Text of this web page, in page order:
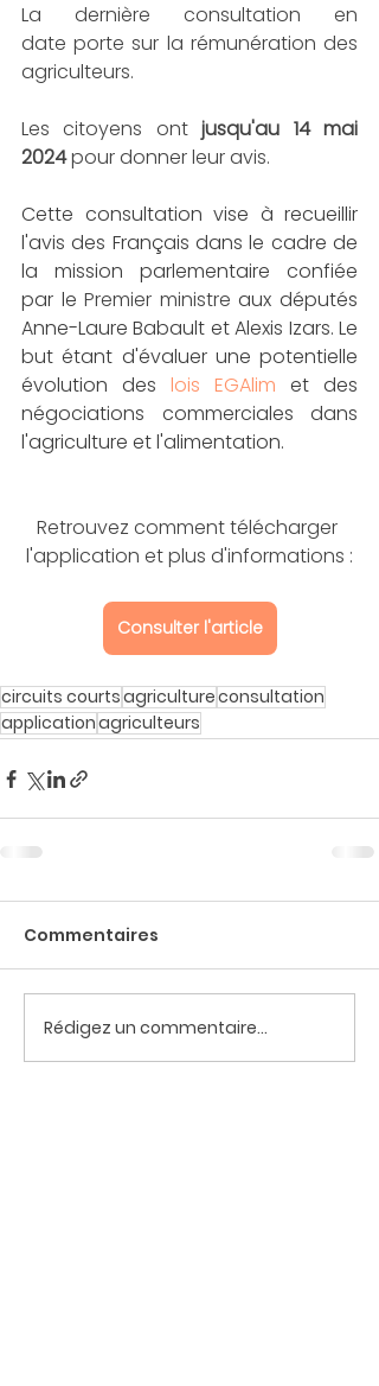
La dernière consultation en
date porte sur la rémunération des
agriculteurs.
Les citoyens ont jusqu'au 14 mai
2024 pour donner leur avis.
Cette consultation vise à recueillir
l'avis des Français dans le cadre de
la mission parlementaire confiée
par le Premier ministre aux députés
Anne-Laure Babault et Alexis Izars. Le
but étant d'évaluer une potentielle
évolution des lois EGAlim et des
négociations commerciales dans
l'agriculture et l'alimentation.
Retrouvez comment télécharger
l'application et plus d'informations :
Consulter l'article
circuits courtsagricultureconsultation
applicationagriculteurs
Commentaires
Rédigez un commentaire...